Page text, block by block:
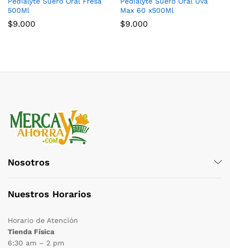
500Ml
$9.000
Max 60 x500Ml
$9.000
Nosotros
Nuestros Horarios
Horario de Atención
Tienda Física
6:30 am – 2 pm